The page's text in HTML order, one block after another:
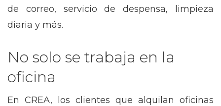
de correo, servicio de despensa, limpieza
diaria y más.
No solo se trabaja en la
oficina
En CREA, los clientes que alquilan oficinas